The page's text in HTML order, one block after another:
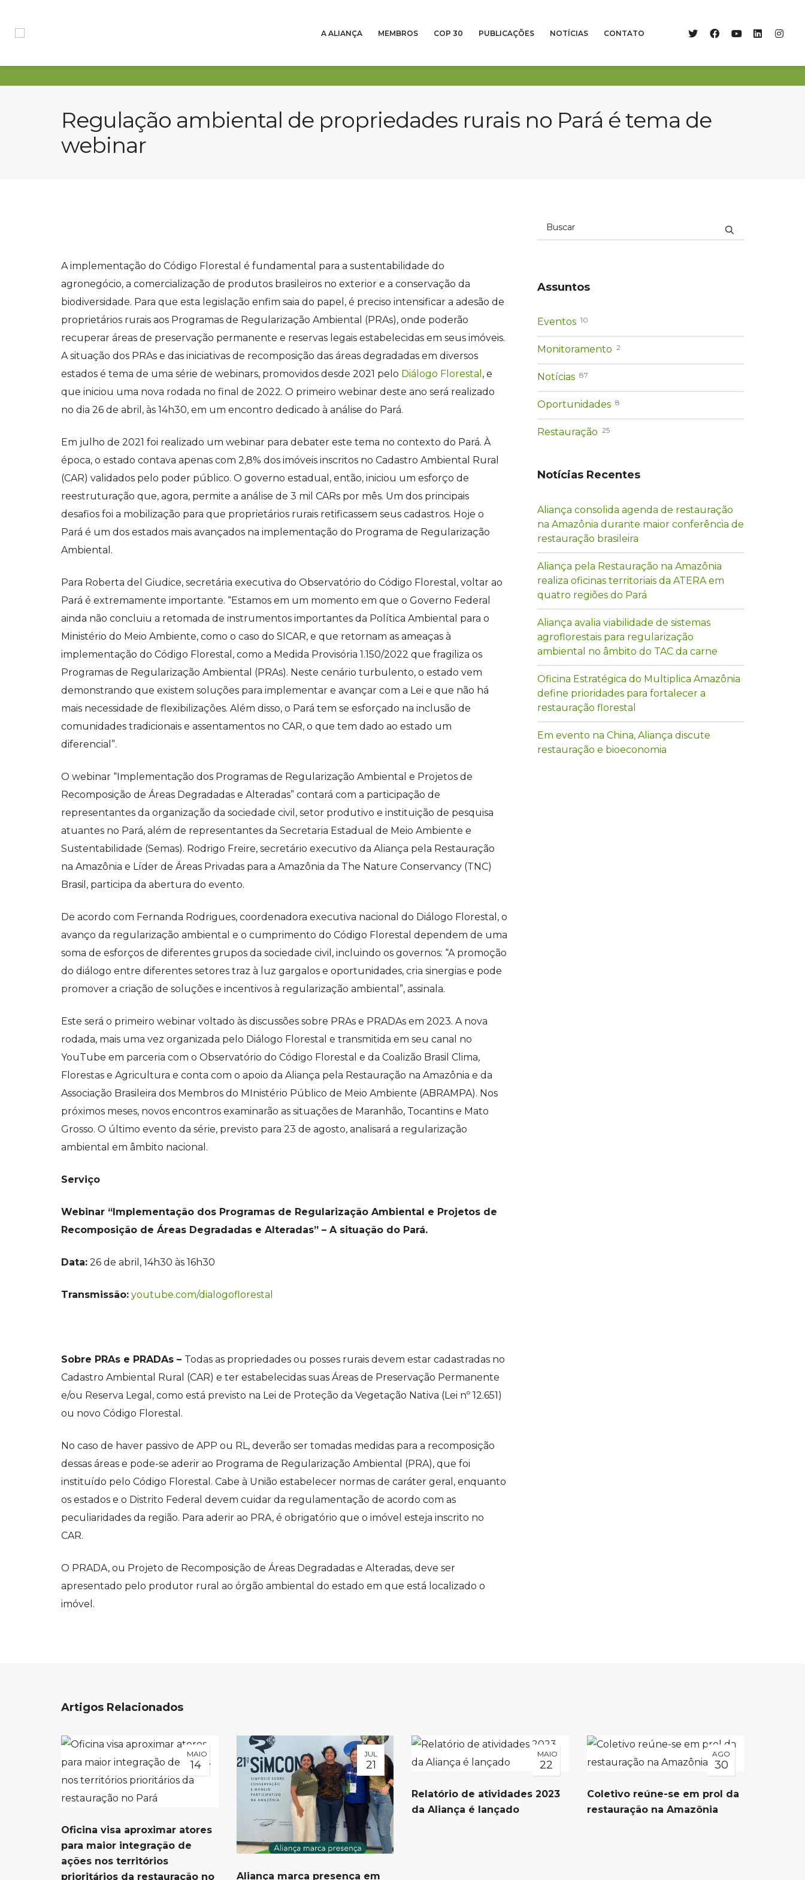
A ALIANÇA MEMBROS COP 30 PUBLICAÇÕES NOTÍCIAS CONTATO
Regulação ambiental de propriedades rurais no Pará é tema de
webinar
A implementação do Código Florestal é fundamental para a sustentabilidade do
agronegócio, a comercialização de produtos brasileiros no exterior e a conservação da
biodiversidade. Para que esta legislação enfim saia do papel, é preciso intensificar a adesão de
proprietários rurais aos Programas de Regularização Ambiental (PRAs), onde poderão
recuperar áreas de preservação permanente e reservas legais estabelecidas em seus imóveis.
A situação dos PRAs e das iniciativas de recomposição das áreas degradadas em diversos
estados é tema de uma série de webinars, promovidos desde 2021 pelo Diálogo Florestal , e
que iniciou uma nova rodada no final de 2022. O primeiro webinar deste ano será realizado
no dia 26 de abril, às 14h30, em um encontro dedicado à análise do Pará.
Em julho de 2021 foi realizado um webinar para debater este tema no contexto do Pará. À
época, o estado contava apenas com 2,8% dos imóveis inscritos no Cadastro Ambiental Rural
(CAR) validados pelo poder público. O governo estadual, então, iniciou um esforço de
reestruturação que, agora, permite a análise de 3 mil CARs por mês. Um dos principais
desafios foi a mobilização para que proprietários rurais retificassem seus cadastros. Hoje o
Pará é um dos estados mais avançados na implementação do Programa de Regularização
Ambiental.
Para Roberta del Giudice, secretária executiva do Observatório do Código Florestal, voltar ao
Pará é extremamente importante. “Estamos em um momento em que o Governo Federal
ainda não concluiu a retomada de instrumentos importantes da Política Ambiental para o
Ministério do Meio Ambiente, como o caso do SICAR, e que retornam as ameaças à
implementação do Código Florestal, como a Medida Provisória 1.150/2022 que fragiliza os
Programas de Regularização Ambiental (PRAs). Neste cenário turbulento, o estado vem
demonstrando que existem soluções para implementar e avançar com a Lei e que não há
mais necessidade de flexibilizações. Além disso, o Pará tem se esforçado na inclusão de
comunidades tradicionais e assentamentos no CAR, o que tem dado ao estado um
diferencial”.
O webinar “Implementação dos Programas de Regularização Ambiental e Projetos de
Recomposição de Áreas Degradadas e Alteradas” contará com a participação de
representantes da organização da sociedade civil, setor produtivo e instituição de pesquisa
atuantes no Pará, além de representantes da Secretaria Estadual de Meio Ambiente e
Sustentabilidade (Semas). Rodrigo Freire, secretário executivo da Aliança pela Restauração
na Amazônia e Líder de Áreas Privadas para a Amazônia da The Nature Conservancy (TNC)
Brasil, participa da abertura do evento.
De acordo com Fernanda Rodrigues, coordenadora executiva nacional do Diálogo Florestal, o
avanço da regularização ambiental e o cumprimento do Código Florestal dependem de uma
soma de esforços de diferentes grupos da sociedade civil, incluindo os governos: “A promoção
do diálogo entre diferentes setores traz à luz gargalos e oportunidades, cria sinergias e pode
promover a criação de soluções e incentivos à regularização ambiental”, assinala.
Este será o primeiro webinar voltado às discussões sobre PRAs e PRADAs em 2023. A nova
rodada, mais uma vez organizada pelo Diálogo Florestal e transmitida em seu canal no
YouTube em parceria com o Observatório do Código Florestal e da Coalizão Brasil Clima,
Florestas e Agricultura e conta com o apoio da Aliança pela Restauração na Amazônia e da
Associação Brasileira dos Membros do MInistério Público de Meio Ambiente (ABRAMPA). Nos
próximos meses, novos encontros examinarão as situações de Maranhão, Tocantins e Mato
Grosso. O último evento da série, previsto para 23 de agosto, analisará a regularização
ambiental em âmbito nacional.
Serviço
Webinar “Implementação dos Programas de Regularização Ambiental e Projetos de
Recomposição de Áreas Degradadas e Alteradas” – A situação do Pará.
Data: 26 de abril, 14h30 às 16h30
Transmissão: youtube.com/dialogoflorestal
Sobre PRAs e PRADAs – Todas as propriedades ou posses rurais devem estar cadastradas no
Cadastro Ambiental Rural (CAR) e ter estabelecidas suas Áreas de Preservação Permanente
e/ou Reserva Legal, como está previsto na Lei de Proteção da Vegetação Nativa (Lei nº 12.651)
ou novo Código Florestal.
No caso de haver passivo de APP ou RL, deverão ser tomadas medidas para a recomposição
dessas áreas e pode-se aderir ao Programa de Regularização Ambiental (PRA), que foi
instituído pelo Código Florestal. Cabe à União estabelecer normas de caráter geral, enquanto
os estados e o Distrito Federal devem cuidar da regulamentação de acordo com as
peculiaridades da região. Para aderir ao PRA, é obrigatório que o imóvel esteja inscrito no
CAR.
O PRADA, ou Projeto de Recomposição de Áreas Degradadas e Alteradas, deve ser
apresentado pelo produtor rural ao órgão ambiental do estado em que está localizado o
imóvel.
Assuntos
Eventos 10
Monitoramento 2
Notícias 87
Oportunidades 8
Restauração 25
Notícias Recentes
Aliança consolida agenda de restauração
na Amazônia durante maior conferência de
restauração brasileira
Aliança pela Restauração na Amazônia
realiza oficinas territoriais da ATERA em
quatro regiões do Pará
Aliança avalia viabilidade de sistemas
agroflorestais para regularização
ambiental no âmbito do TAC da carne
Oficina Estratégica do Multiplica Amazônia
define prioridades para fortalecer a
restauração florestal
Em evento na China, Aliança discute
restauração e bioeconomia
Artigos Relacionados
MAIO
14
Oficina visa aproximar atores
para maior integração de
ações nos territórios
prioritários da restauração no
JUL
21
Aliança marca presença em
MAIO
22
Relatório de atividades 2023
da Aliança é lançado
AGO
30
Coletivo reúne-se em prol da
restauração na Amazônia